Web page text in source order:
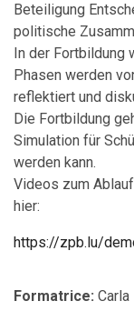
Beteiligung
politische
In der Fortbildung
Phasen werden
reflektiert und
Die Fortbildung
Simulation für
werden kann.
Videos zum
hier:
https://zpb.lu/
Formatrice: